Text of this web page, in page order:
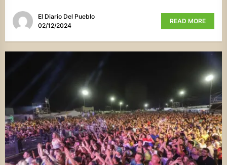
El Diario Del Pueblo
02/12/2024
READ MORE